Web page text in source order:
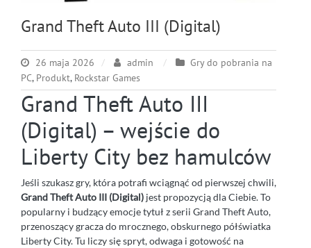
Grand Theft Auto III (Digital)
26 maja 2026 admin
Gry do pobrania na
PC, Produkt, Rockstar Games
Grand Theft Auto III
(Digital) – wejście do
Liberty City bez hamulców
Jeśli szukasz gry, która potrafi wciągnąć od pierwszej chwili,
Grand Theft Auto III (Digital) jest propozycją dla Ciebie. To
popularny i budzący emocje tytuł z serii Grand Theft Auto,
przenoszący gracza do mrocznego, obskurnego półświatka
Liberty City. Tu liczy się spryt, odwaga i gotowość na